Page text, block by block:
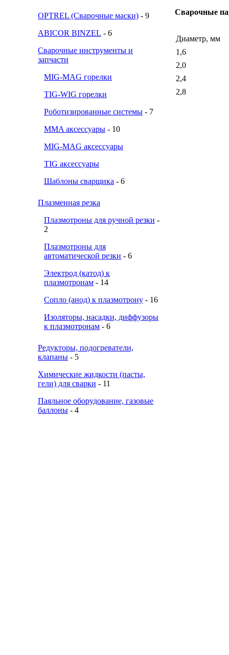
OPTREL (Сварочные маски) - 9
ABICOR BINZEL - 6
Сварочные инструменты и
запчасти
MIG-MAG горелки
TIG-WIG горелки
Роботизированные системы - 7
MMA аксессуары - 10
MIG-MAG аксессуары
TIG аксессуары
Шаблоны сварщика - 6
Плазменная резка
Плазмотроны для ручной резки -
2
Плазмотроны для
автоматической резки - 6
Электрод (катод) к
плазмотронам - 14
Сопло (анод) к плазмотрону - 16
Изоляторы, насадки, диффузоры
к плазмотронам - 6
Редукторы, подогреватели,
клапаны - 5
Химические жидкости (пасты,
гели) для сварки - 11
Паяльное оборудование, газовые
баллоны - 4
Сварочные
Диаметр, мм
1,6
2,0
2,4
2,8